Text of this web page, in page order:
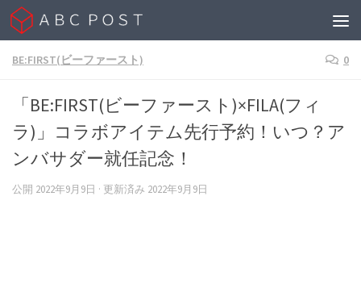
Skip to content
BE:FIRST(ビーファースト) 0
「BE:FIRST(ビーファースト)×FILA(フィ
ラ)」コラボアイテム先行予約！いつ？ア
ンバサダー就任記念！
公開 2022年9月9日 · 更新済み 2022年9月9日